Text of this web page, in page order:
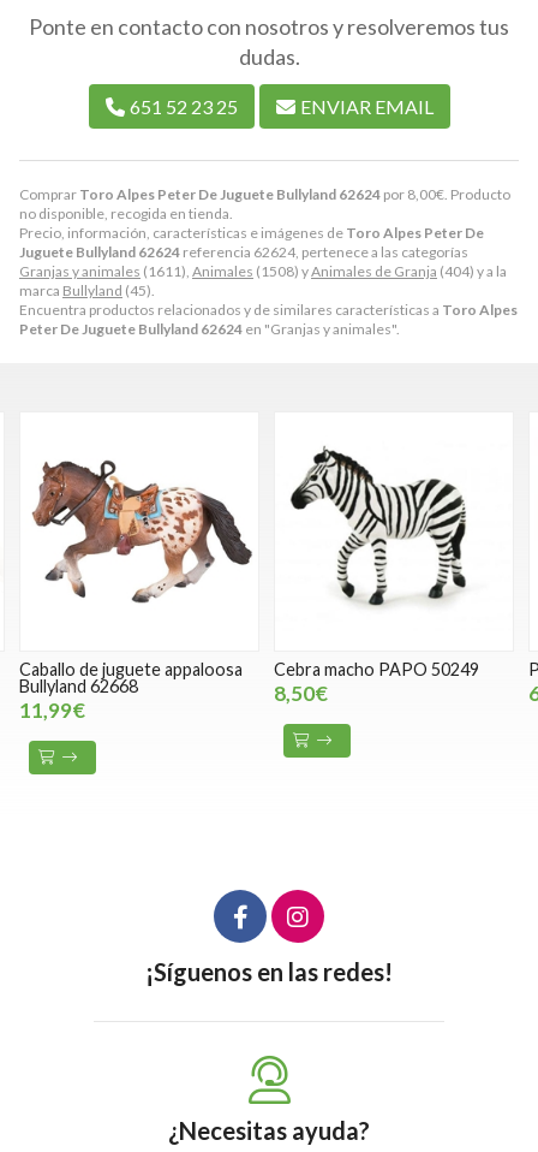
Comprar Toro Alpes Peter De Juguete Bullyland 62624 por 8,00€ . Producto
no disponible, recogida en tienda.
Precio, información, características e imágenes de Toro Alpes Peter De
Juguete Bullyland 62624 referencia 62624, pertenece a las categorías
Granjas y animales (1611), Animales (1508) yAnimales de Granja (404) y a la
marca Bullyland (45).
Encuentra productos relacionados y de similares características a Toro Alpes
Peter De Juguete Bullyland 62624 en "Granjas y animales".
Ponte en contacto con nosotros y resolveremos tus
dudas.
651 52 23 25 ENVIAR EMAIL
Caballo de juguete appaloosa
Bullyland 62668
11,99€
Cebra macho PAPO 50249
8,50€
¡Síguenos en las redes!
¿Necesitas ayuda?